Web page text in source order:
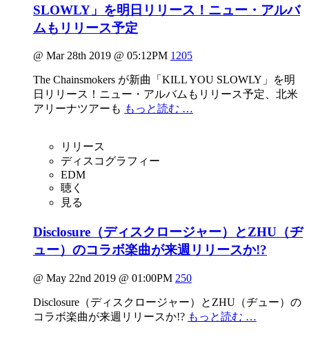
SLOWLY」を明日リリース！ニュー・アルバ
ムもリリース予定
@ Mar 28th 2019 @ 05:12PM 1205
The Chainsmokers が新曲「KILL YOU SLOWLY」を明
日リリース！ニュー・アルバムもリリース予定、北米
アリーナツアーも もっと読む …
リリース
ディスコグラフィー
EDM
聴く
見る
Disclosure（ディスクロージャー）とZHU（ヂ
ュー）のコラボ楽曲が来週リリースか!?
@ May 22nd 2019 @ 01:00PM 250
Disclosure（ディスクロージャー）とZHU（ヂュー）の
コラボ楽曲が来週リリースか!? もっと読む …